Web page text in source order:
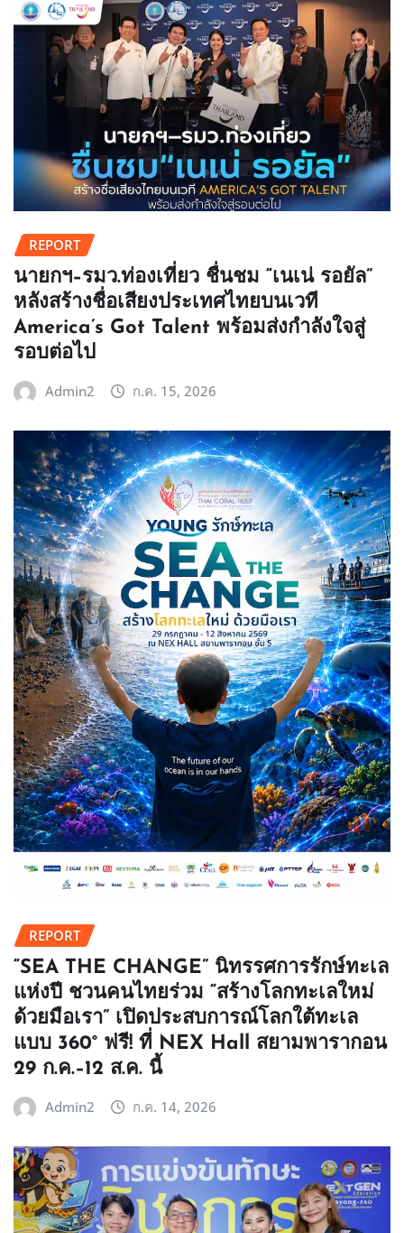
REPORT
นายกฯ–รมว.ท่องเที่ยว ชื่นชม “เนเน่ รอยัล”
หลังสร้างชื่อเสียงประเทศไทยบนเวที
America’s Got Talent พร้อมส่งกำลังใจสู่
รอบต่อไป
Admin2 ก.ค. 15, 2026
REPORT
“SEA THE CHANGE” นิทรรศการรักษ์ทะเล
แห่งปี ชวนคนไทยร่วม “สร้างโลกทะเลใหม่
ด้วยมือเรา” เปิดประสบการณ์โลกใต้ทะเล
แบบ 360° ฟรี! ที่ NEX Hall สยามพารากอน
29 ก.ค.–12 ส.ค. นี้
Admin2 ก.ค. 14, 2026